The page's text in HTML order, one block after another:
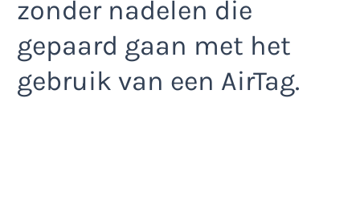
zonder nadelen die
gepaard gaan met het
gebruik van een AirTag.